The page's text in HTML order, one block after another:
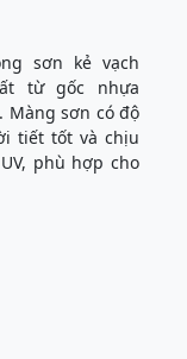
sơn kẻ vạch
từ gốc nhựa
Màng sơn có độ
tiết tốt và chịu
phù hợp cho